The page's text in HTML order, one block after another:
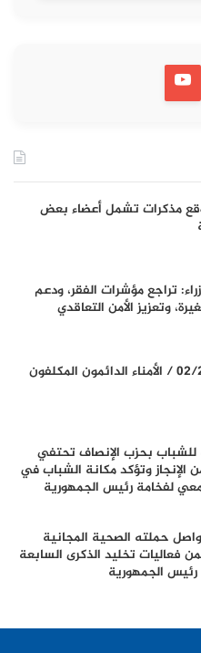
مذكرات تشمل أعضاء بعض
تراجع مؤشرات الفقر، ودعم
وتعزيز الأمن التعاقدي
بيان رقم: 02/2026 / الأمناء الدائمون المكلفون
للشباب بحزب الإنصاف تحتفي
وتؤكد مكانة الشباب في
لفخامة رئيس الجمهورية
حملته الصحية المجانية
فعاليات تخليد الذكرى السابعة
الجمهورية